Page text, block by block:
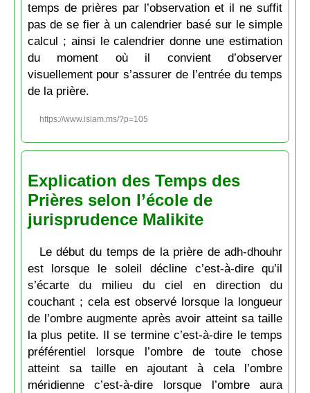
temps de prières par l’observation et il ne suffit
pas de se fier à un calendrier basé sur le simple
calcul ; ainsi le calendrier donne une estimation
du moment où il convient d’observer
visuellement pour s’assurer de l’entrée du temps
de la prière.
https://www.islam.ms/?p=105
Explication des Temps des
Prières selon l’école de
jurisprudence Malikite
Le début du temps de la prière de adh-dhouhr
est lorsque le soleil décline c’est-à-dire qu’il
s’écarte du milieu du ciel en direction du
couchant ; cela est observé lorsque la longueur
de l’ombre augmente après avoir atteint sa taille
la plus petite. Il se termine c’est-à-dire le temps
préférentiel lorsque l’ombre de toute chose
atteint sa taille en ajoutant à cela l’ombre
méridienne c’est-à-dire lorsque l’ombre aura